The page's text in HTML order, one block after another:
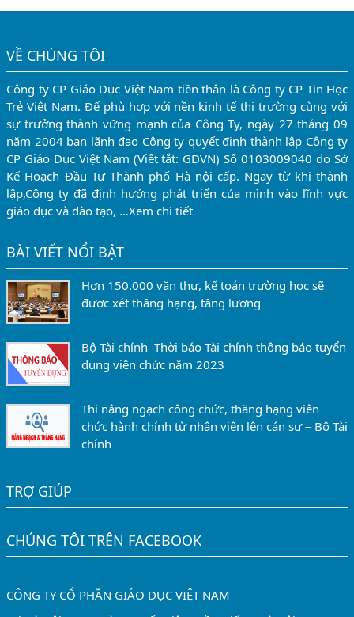
VỀ CHÚNG TÔI
Công ty CP Giáo Dục Việt Nam tiền thân là Công ty CP Tin Học
Trẻ Việt Nam. Để phù hợp với nền kinh tế thị trường cùng với
sự trưởng thành vững mạnh của Công Ty, ngày 27 tháng 09
năm 2004 ban lãnh đạo Công ty quyết định thành lập Công ty
CP Giáo Dục Việt Nam (Viết tắt: GDVN) Số 0103009040 do Sở
Kế Hoạch Đầu Tư Thành phố Hà nội cấp. Ngay từ khi thành
lập,Công ty đã định hướng phát triển của mình vào lĩnh vực
giáo dục và đào tạo, …Xem chi tiết
BÀI VIẾT NỔI BẬT
Hơn 150.000 văn thư, kế toán trường học sẽ
được xét thăng hạng, tăng lương
Bộ Tài chính -Thời báo Tài chính thông báo tuyển
dụng viên chức năm 2023
Thi nâng ngạch công chức, thăng hạng viên
chức hành chính từ nhân viên lên cán sự – Bộ Tài
chính
TRỢ GIÚP
CHÚNG TÔI TRÊN FACEBOOK
CÔNG TY CỔ PHẦN GIÁO DỤC VIỆT NAM